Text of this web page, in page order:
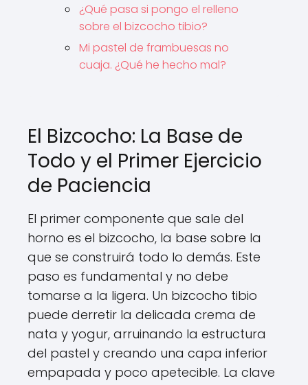
¿Qué pasa si pongo el relleno
sobre el bizcocho tibio?
Mi pastel de frambuesas no
cuaja. ¿Qué he hecho mal?
El Bizcocho: La Base de
Todo y el Primer Ejercicio
de Paciencia
El primer componente que sale del
horno es el bizcocho, la base sobre la
que se construirá todo lo demás. Este
paso es fundamental y no debe
tomarse a la ligera. Un bizcocho tibio
puede derretir la delicada crema de
nata y yogur, arruinando la estructura
del pastel y creando una capa inferior
empapada y poco apetecible. La clave